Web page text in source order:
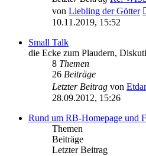
von Liebling der Götter
10.11.2019, 15:52
Small Talk
die Ecke zum Plaudern,
8 Themen
26 Beiträge
Letzter Beitrag von Etdar
28.09.2012, 15:26
Rund um RB-Homepage und
Themen
Beiträge
Letzter Beitrag